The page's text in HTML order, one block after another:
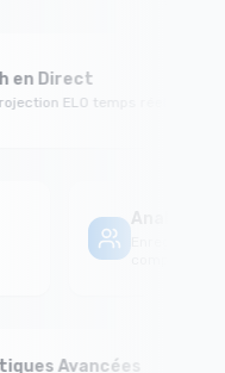
Direct
ELO temps réel
Avancées